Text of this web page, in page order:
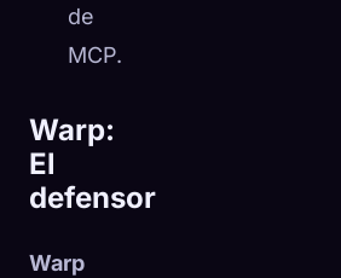
de
MCP.
Warp:
El
defensor
Warp